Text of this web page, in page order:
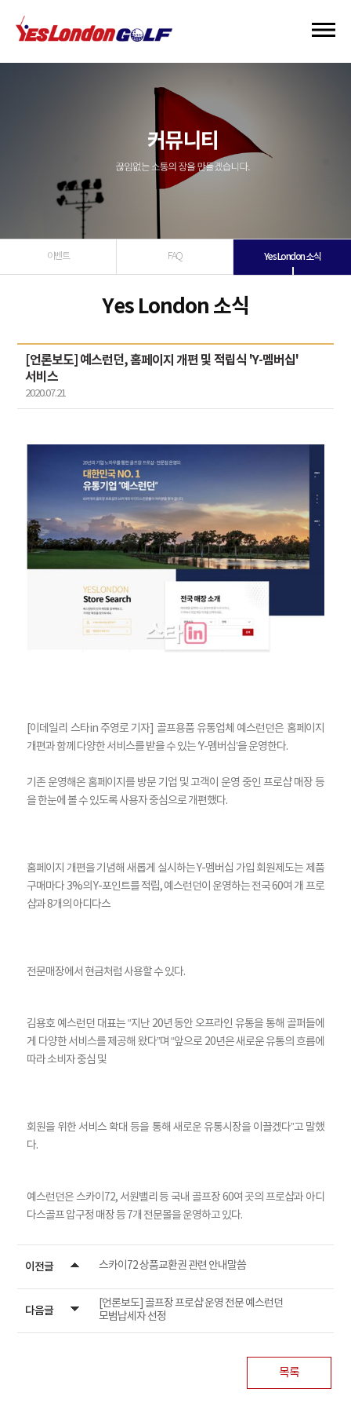
이벤트 FAQ Yes London 소식
Yes London 소식
[언론보도] 예스런던, 홈페이지 개편 및 적립식 'Y-멤버십'
서비스
2020.07.21
[이데일리 스타in 주영로 기자] 골프용품 유통업체 예스런던은 홈페이지
개편과 함께 다양한 서비스를 받을 수 있는 ‘Y-멤버십’을 운영한다.
기존 운영해온 홈페이지를 방문 기업 및 고객이 운영 중인 프로샵 매장 등
을 한눈에 볼 수 있도록 사용자 중심으로 개편했다.
홈페이지 개편을 기념해 새롭게 실시하는 Y-멤버십 가입 회원제도는 제품
구매마다 3%의 Y-포인트를 적립, 예스런던이 운영하는 전국 60여 개 프로
샵과 8개의 아디다스
전문매장에서 현금처럼 사용할 수 있다.
김용호 예스런던 대표는 “지난 20년 동안 오프라인 유통을 통해 골퍼들에
게 다양한 서비스를 제공해 왔다”며 “앞으로 20년은 새로운 유통의 흐름에
따라 소비자 중심 및
회원을 위한 서비스 확대 등을 통해 새로운 유통시장을 이끌겠다”고 말했
다.
예스런던은 스카이72, 서원밸리 등 국내 골프장 60여 곳의 프로샵과 아디
다스골프 압구정 매장 등 7개 전문몰을 운영하고 있다.
이전글 스카이72 상품교환권 관련 안내말씀
다음글
[언론보도] 골프장 프로샵 운영 전문 예스런던
모범납세자 선정
목록